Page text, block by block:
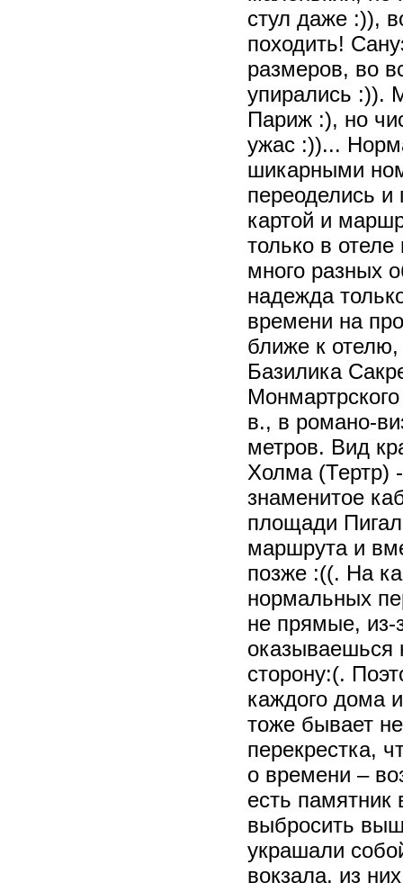
стул даже :)),
походить!
размеров, во
упирались :)).
Париж :), но
ужас :))...
шикарными
переоделись
картой и
только в
много разных
надежда
времени на
ближе к
Базилика
в., в романо-
метров. Вид
Холма (Тертр)
знаменитое
площади
маршрута и
позже :((. На
нормальных
не прямые, из-
оказываешься
сторону:(.
каждого дома
тоже бывает
перекрестка,
о времени –
есть памятник
выбросить
украшали
вокзала, из